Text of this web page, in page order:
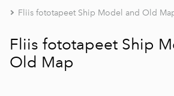
Fliis fototapeet Ship Model and Old
Fliis fototapeet Ship
Old Map